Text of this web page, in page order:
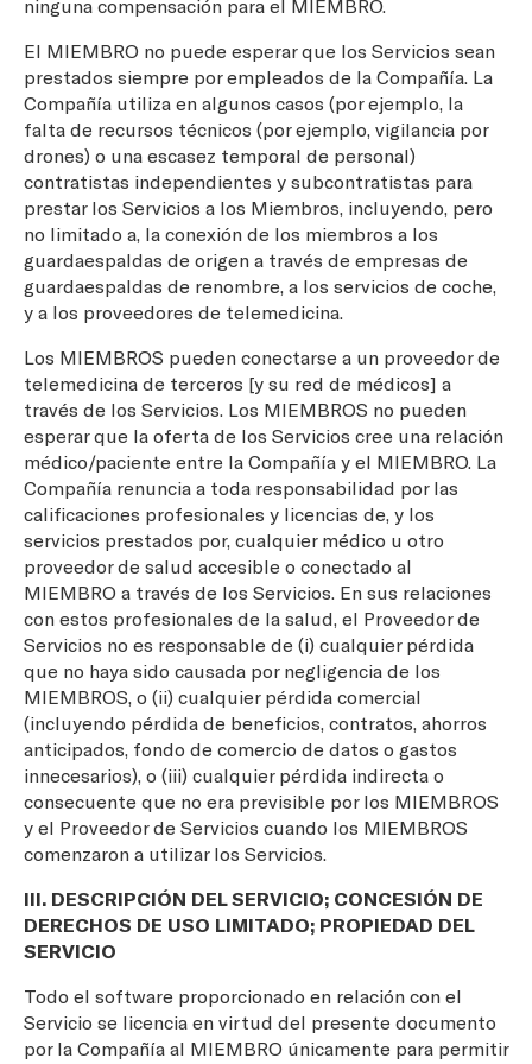
ninguna compensación para el MIEMBRO.
El MIEMBRO no puede esperar que los Servicios sean
prestados siempre por empleados de la Compañía. La
Compañía utiliza en algunos casos (por ejemplo, la
falta de recursos técnicos (por ejemplo, vigilancia por
drones) o una escasez temporal de personal)
contratistas independientes y subcontratistas para
prestar los Servicios a los Miembros, incluyendo, pero
no limitado a, la conexión de los miembros a los
guardaespaldas de origen a través de empresas de
guardaespaldas de renombre, a los servicios de coche,
y a los proveedores de telemedicina.
Los MIEMBROS pueden conectarse a un proveedor de
telemedicina de terceros [y su red de médicos] a
través de los Servicios. Los MIEMBROS no pueden
esperar que la oferta de los Servicios cree una relación
médico/paciente entre la Compañía y el MIEMBRO. La
Compañía renuncia a toda responsabilidad por las
calificaciones profesionales y licencias de, y los
servicios prestados por, cualquier médico u otro
proveedor de salud accesible o conectado al
MIEMBRO a través de los Servicios. En sus relaciones
con estos profesionales de la salud, el Proveedor de
Servicios no es responsable de (i) cualquier pérdida
que no haya sido causada por negligencia de los
MIEMBROS, o (ii) cualquier pérdida comercial
(incluyendo pérdida de beneficios, contratos, ahorros
anticipados, fondo de comercio de datos o gastos
innecesarios), o (iii) cualquier pérdida indirecta o
consecuente que no era previsible por los MIEMBROS
y el Proveedor de Servicios cuando los MIEMBROS
comenzaron a utilizar los Servicios.
III. DESCRIPCIÓN DEL SERVICIO; CONCESIÓN DE
DERECHOS DE USO LIMITADO; PROPIEDAD DEL
SERVICIO
Todo el software proporcionado en relación con el
Servicio se licencia en virtud del presente documento
por la Compañía al MIEMBRO únicamente para permitir